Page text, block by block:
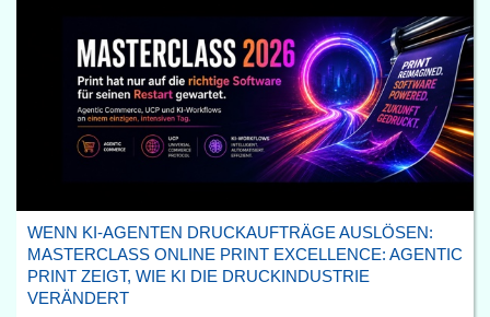
WENN KI-AGENTEN DRUCKAUFTRÄGE AUSLÖSEN:
MASTERCLASS ONLINE PRINT EXCELLENCE: AGENTIC
PRINT ZEIGT, WIE KI DIE DRUCKINDUSTRIE
VERÄNDERT